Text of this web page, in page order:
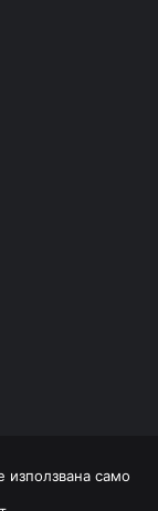
само